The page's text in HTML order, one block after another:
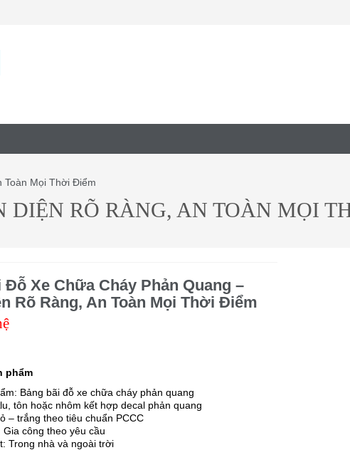
Toàn Mọi Thời Điểm
RÕ RÀNG, AN TOÀN MỌI
Đỗ Xe Chữa Cháy Phản Quang –
Rõ Ràng, An Toàn Mọi Thời Điểm
phẩm
Bảng bãi đỗ xe chữa cháy phản quang
tôn hoặc nhôm kết hợp decal phản quang
– trắng theo tiêu chuẩn PCCC
công theo yêu cầu
Trong nhà và ngoài trời